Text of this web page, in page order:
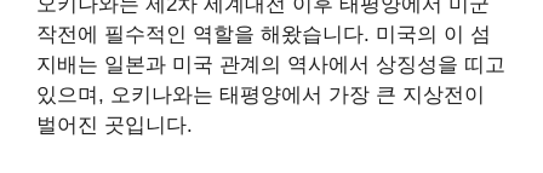
작전에 필수적인 역할을 해왔습니다. 미국의 이 섬
지배는 일본과 미국 관계의 역사에서 상징성을 띠고
있으며, 오키나와는 태평양에서 가장 큰 지상전이
벌어진 곳입니다.